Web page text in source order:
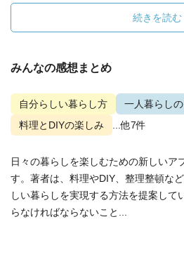
続きを読む
みんなの感想まとめ
自分らしい暮らし方
一人暮らし
料理とDIYの楽しみ
...他7件
日々の暮らしを楽しむための新しいア
す。著者は、料理やDIY、整理整頓な
しい暮らしを実現する方法を提案して
らなければならないこと...